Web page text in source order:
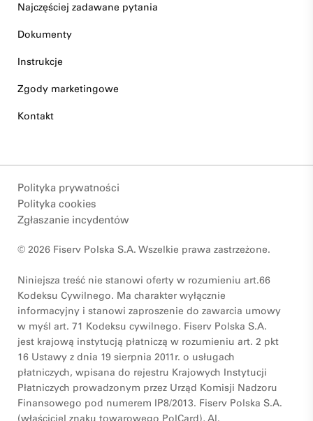
Najczęściej zadawane pytania
Dokumenty
Instrukcje
Zgody marketingowe
Kontakt
Polityka prywatności
Polityka cookies
Zgłaszanie incydentów
© 2026 Fiserv Polska S.A. Wszelkie prawa zastrzeżone.
Niniejsza treść nie stanowi oferty w rozumieniu art.66
Kodeksu Cywilnego. Ma charakter wyłącznie
informacyjny i stanowi zaproszenie do zawarcia umowy
w myśl art. 71 Kodeksu cywilnego. Fiserv Polska S.A.
jest krajową instytucją płatniczą w rozumieniu art. 2 pkt
16 Ustawy z dnia 19 sierpnia 2011r. o usługach
płatniczych, wpisana do rejestru Krajowych Instytucji
Płatniczych prowadzonym przez Urząd Komisji Nadzoru
Finansowego pod numerem IP8/2013. Fiserv Polska S.A.